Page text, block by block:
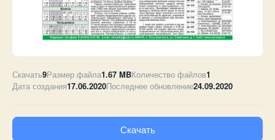
Скачать9Размер файла1.67 MBКоличество файлов1
Дата создания17.06.2020Последнее обновление24.09.2020
Скачать